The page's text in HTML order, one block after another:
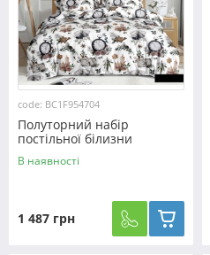
code: BC1F954704
Полуторний набір
постільної білизни
150*220 з Фланелі
№954704 Черешенька™
В наявності
1 487 грн